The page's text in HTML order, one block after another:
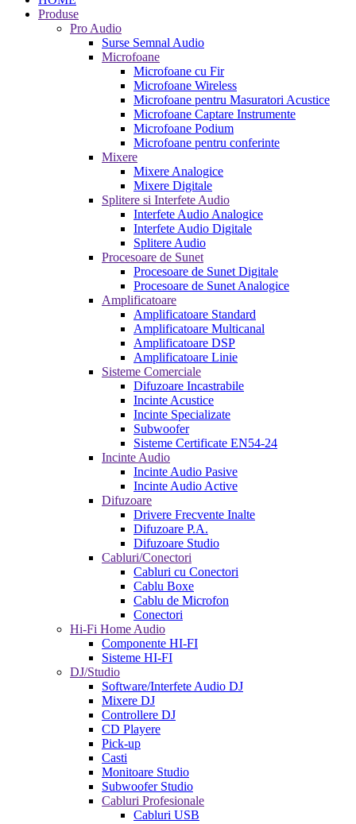
Produse
Pro Audio
Surse Semnal Audio
Microfoane
Microfoane cu Fir
Microfoane Wireless
Microfoane pentru Masuratori Acustice
Microfoane Captare Instrumente
Microfoane Podium
Microfoane pentru conferinte
Mixere
Mixere Analogice
Mixere Digitale
Splitere si Interfete Audio
Interfete Audio Analogice
Interfete Audio Digitale
Splitere Audio
Procesoare de Sunet
Procesoare de Sunet Digitale
Procesoare de Sunet Analogice
Amplificatoare
Amplificatoare Standard
Amplificatoare Multicanal
Amplificatoare DSP
Amplificatoare Linie
Sisteme Comerciale
Difuzoare Incastrabile
Incinte Acustice
Incinte Specializate
Subwoofer
Sisteme Certificate EN54-24
Incinte Audio
Incinte Audio Pasive
Incinte Audio Active
Difuzoare
Drivere Frecvente Inalte
Difuzoare P.A.
Difuzoare Studio
Cabluri/Conectori
Cabluri cu Conectori
Cablu Boxe
Cablu de Microfon
Conectori
Hi-Fi Home Audio
Componente HI-FI
Sisteme HI-FI
DJ/Studio
Software/Interfete Audio DJ
Mixere DJ
Controllere DJ
CD Playere
Pick-up
Casti
Monitoare Studio
Subwoofer Studio
Cabluri Profesionale
Cabluri USB